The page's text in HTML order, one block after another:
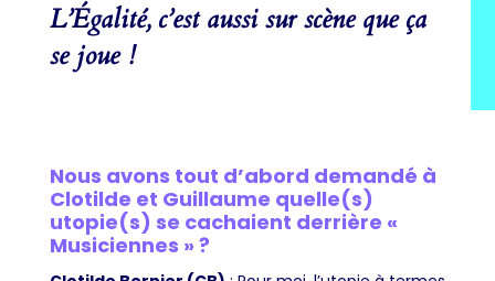
L’Égalité, c’est aussi sur scène que ça
se joue !
Nous avons tout d’abord demandé à
Clotilde et Guillaume quelle(s)
utopie(s) se cachaient derrière «
Musiciennes » ?